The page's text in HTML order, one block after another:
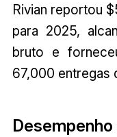
Rivian reportou
para 2025,
bruto e
67,000 entregas